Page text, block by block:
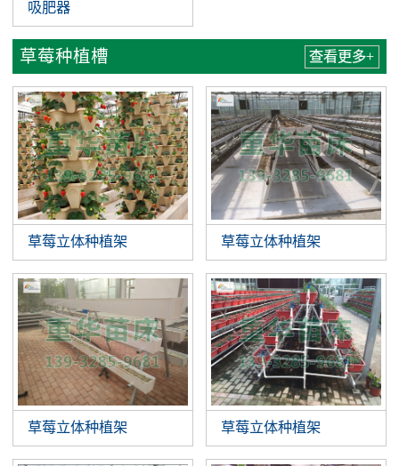
吸肥器
草莓种植槽 查看更多+
草莓立体种植架 草莓立体种植架
草莓立体种植架 草莓立体种植架